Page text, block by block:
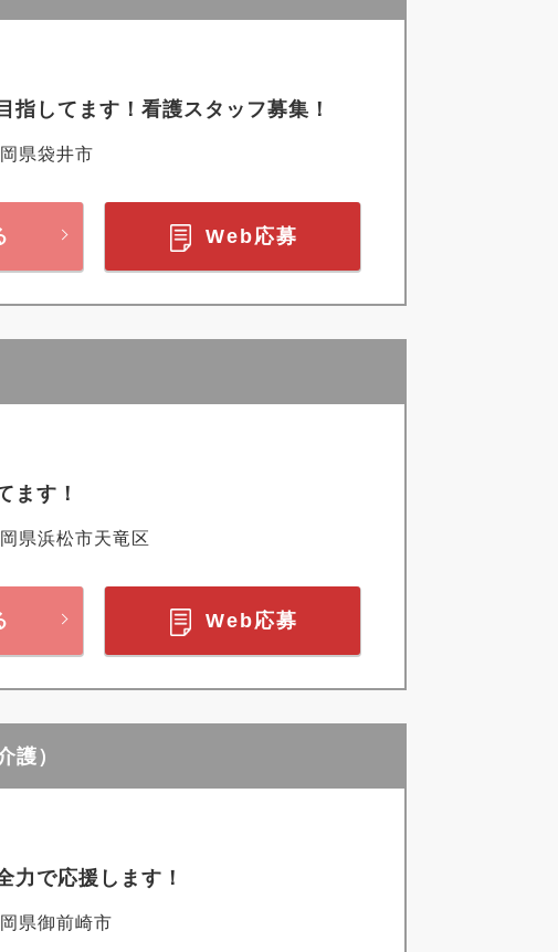
してます！看護スタッフ募集！
県袋井市
Web応募
ます！
県浜松市天竜区
Web応募
護）
力で応援します！
県御前崎市